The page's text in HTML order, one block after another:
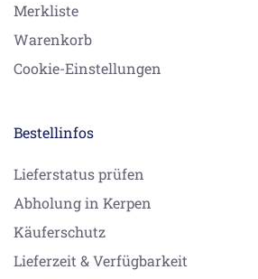
Merkliste
Warenkorb
Cookie-Einstellungen
Bestellinfos
Lieferstatus prüfen
Abholung in Kerpen
Käuferschutz
Lieferzeit & Verfügbarkeit